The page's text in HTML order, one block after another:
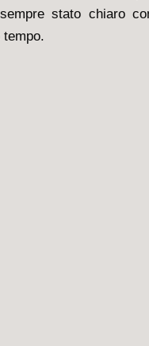
stato chiaro
tempo.